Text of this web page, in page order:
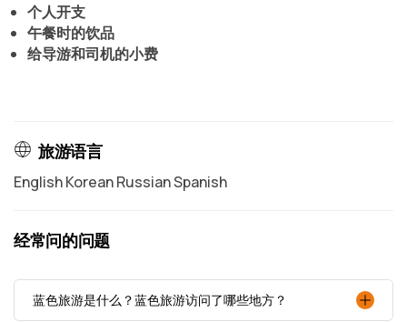
个人开支
午餐时的饮品
给导游和司机的小费
旅游语言
English Korean Russian Spanish
经常问的问题
蓝色旅游是什么？蓝色旅游访问了哪些地方？